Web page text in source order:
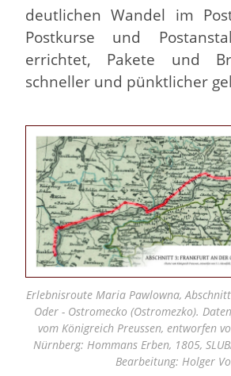
deutlichen Wandel im
Postkurse und
errichtet, Pakete und
schneller und pünktlicher
Erlebnisroute Maria Pawlowna,
Oder - Ostromecko (Ostromezko).
vom Königreich Preussen, entworfen
Nürnberg: Hommans Erben, 1805,
Bearbeitung: Holger